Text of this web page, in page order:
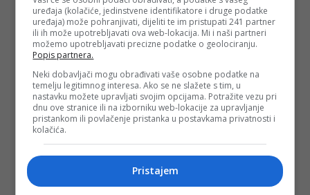
uređaja (kolačiće, jedinstvene identifikatore i druge podatke
uređaja) može pohranjivati, dijeliti te im pristupati 241 partner
ili ih može upotrebljavati ova web-lokacija. Mi i naši partneri
možemo upotrebljavati precizne podatke o geolociranju.
Popis partnera.
Neki dobavljači mogu obrađivati vaše osobne podatke na
temelju legitimnog interesa. Ako se ne slažete s tim, u
nastavku možete upravljati svojim opcijama. Potražite vezu pri
dnu ove stranice ili na izborniku web-lokacije za upravljanje
pristankom ili povlačenje pristanka u postavkama privatnosti i
kolačića.
Pristajem